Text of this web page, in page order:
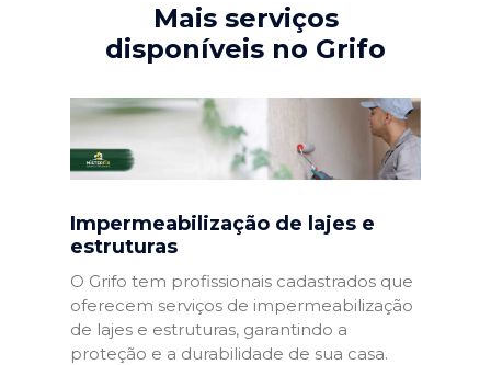
Mais serviços
disponíveis no Grifo
Impermeabilização de lajes e
estruturas
O Grifo tem profissionais cadastrados que
oferecem serviços de impermeabilização
de lajes e estruturas, garantindo a
proteção e a durabilidade de sua casa.